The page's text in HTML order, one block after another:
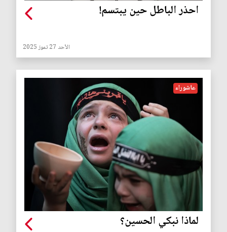
احذر الباطل حين يبتسم!
الأحد 27 تموز 2025
عاشوراء
لماذا نبكي الحسين؟